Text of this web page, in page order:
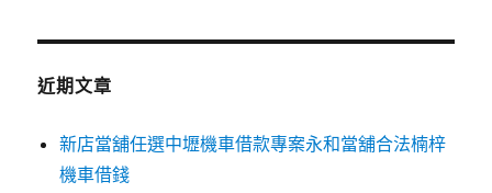
鍵
近期文章
新店當舖任選中壢機車借款專案永和當舖合法楠梓
機車借錢